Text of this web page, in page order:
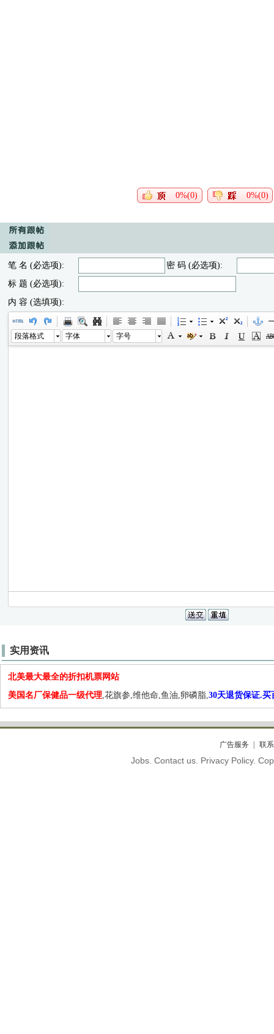
0%(0) 0%(0)
笔 名 (必选项):
密 码 (必选项):
标 题 (必选项):
内 容 (选填项):
段落格式 字体 字号
实用资讯
北美最大最全的折扣机票网站
美国名厂保健品一级代理,花旗参,维他命,鱼油,卵磷脂,30天退货保证.买
广告服务 联
Jobs. Contact us. Privacy Policy.